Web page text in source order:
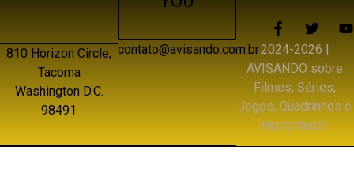
810 Horizon Circle,
Tacoma
Washington D.C.
98491
contato@avisando.com.br2024-2026 |
AVISANDO sobre
Filmes, Séries,
Jogos, Quadrinhos e
muito mais!